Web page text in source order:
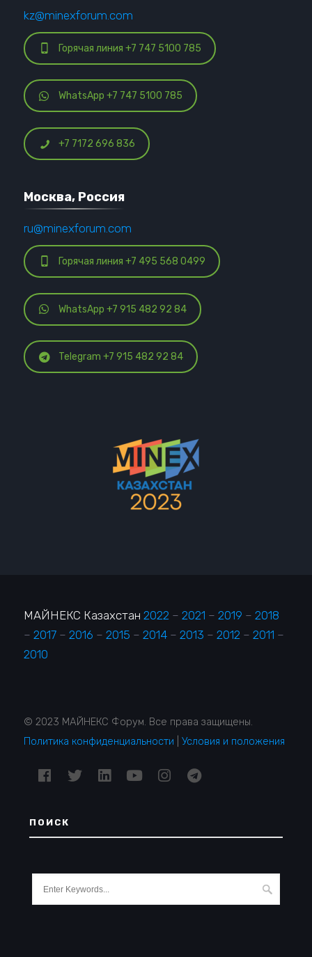
kz@minexforum.com
Горячая линия +7 747 5100 785
WhatsApp +7 747 5100 785
+7 7172 696 836
Москва, Россия
ru@minexforum.com
Горячая линия +7 495 568 0499
WhatsApp +7 915 482 92 84
Telegram +7 915 482 92 84
МАЙНЕКС Казахстан2022 – 2021 – 2019 – 2018
– 2017 – 2016 – 2015 – 2014 – 2013 – 2012 – 2011 –
2010
© 2023 МАЙНЕКС Форум. Все права защищены.
Политика конфиденциальности |Условия и положения
ПОИСК